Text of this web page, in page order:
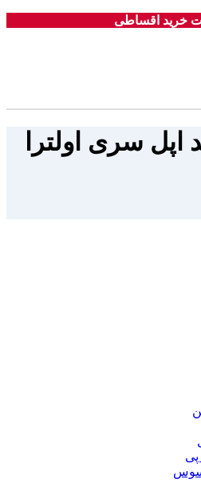
خرید اقساطی
سری اولترا